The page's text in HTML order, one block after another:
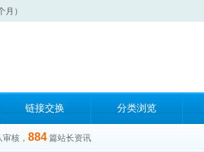
）
链接交换 分类浏览
核， 884 篇站长资讯